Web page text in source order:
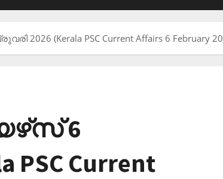
(Kerala PSC Current Affairs 6 February
6
Current